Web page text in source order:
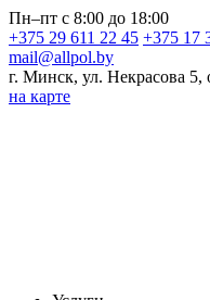
Пн–пт с 8:00 до 18:00
+375 29 611 22 45 +375 17
mail@allpol.by
г. Минск, ул. Некрасова 5,
на карте